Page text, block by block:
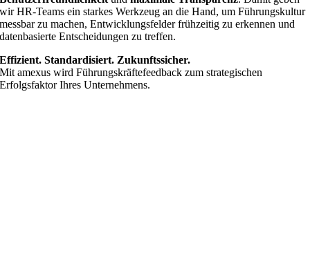
wir HR-Teams ein starkes Werkzeug an die Hand, um Führungskultur
messbar zu machen, Entwicklungsfelder frühzeitig zu erkennen und
datenbasierte Entscheidungen zu treffen.
Effizient. Standardisiert. Zukunftssicher.
Mit amexus wird Führungskräftefeedback zum strategischen
Erfolgsfaktor Ihres Unternehmens.